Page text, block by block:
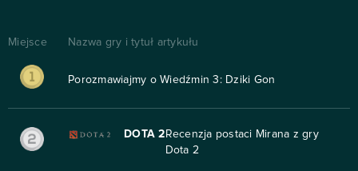
Miejsce Nazwa gry i tytuł artykułu
Porozmawiajmy o Wiedźmin 3: Dziki Gon
DOTA 2 Recenzja postaci Mirana z gry
Dota 2